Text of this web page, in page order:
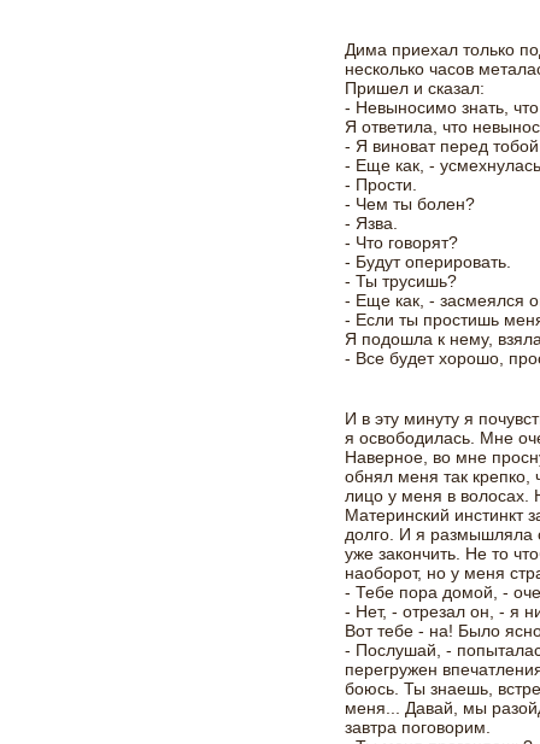
Дима приехал только
несколько часов
Пришел и сказал:
- Невыносимо знать,
Я ответила, что
- Я виноват перед
- Еще как, -
- Прости.
- Чем ты болен?
- Язва.
- Что говорят?
- Будут оперировать.
- Ты трусишь?
- Еще как, - засмеялся
- Если ты простишь
Я подошла к нему,
- Все будет хорошо,
И в эту минуту я
я освободилась. Мне
Наверное, во мне
обнял меня так крепко,
лицо у меня в волосах.
Материнский инстинкт
долго. И я размышляла
уже закончить. Не то
наоборот, но у меня
- Тебе пора домой, -
- Нет, - отрезал он, - я
Вот тебе - на! Было
- Послушай, -
перегружен
боюсь. Ты знаешь,
меня... Давай, мы
завтра поговорим.